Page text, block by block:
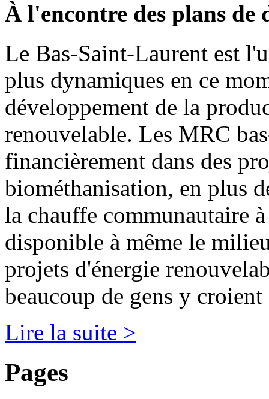
À l'encontre des plans de
Le Bas-Saint-Laurent est
plus dynamiques en ce
développement de la
renouvelable. Les MRC
financièrement dans des
biométhanisation, en plus
la chauffe communautaire
disponible à même le
projets d'énergie
beaucoup de gens y
Lire la suite >
Pages